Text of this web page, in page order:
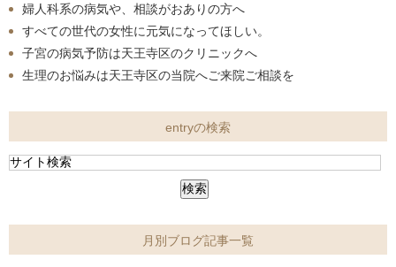
婦人科系の病気や、相談がおありの方へ
すべての世代の女性に元気になってほしい。
子宮の病気予防は天王寺区のクリニックへ
生理のお悩みは天王寺区の当院へご来院ご相談を
entryの検索
月別ブログ記事一覧